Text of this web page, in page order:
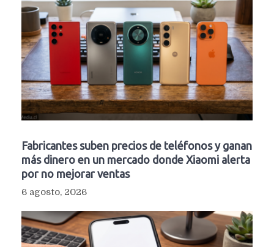
Fabricantes suben precios de teléfonos y ganan
más dinero en un mercado donde Xiaomi alerta
por no mejorar ventas
6 agosto, 2026